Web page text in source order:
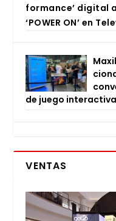
for­man­ce’ digi­tal
‘POWER ON’ en
de jue­go
VENTAS